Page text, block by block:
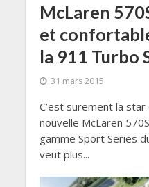
McLaren
et
la 911 Turbo
31 mars 2015
C’est surement la
nouvelle McLaren
gamme Sport Series
veut plus...